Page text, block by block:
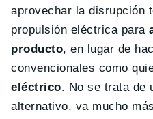
aprovechar la disrupción
propulsión eléctrica para
producto, en lugar de
convencionales como
eléctrico. No se trata de
alternativo, va mucho